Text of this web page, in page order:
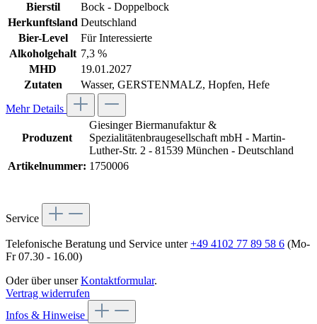
Bierstil
Bock - Doppelbock
Herkunftsland Deutschland
Bier-Level
Für Interessierte
Alkoholgehalt 7,3 %
MHD
19.01.2027
Zutaten
Wasser, GERSTENMALZ, Hopfen, Hefe
Mehr Details
Produzent
Giesinger Biermanufaktur &
Spezialitätenbraugesellschaft mbH - Martin-
Luther-Str. 2 - 81539 München - Deutschland
Artikelnummer: 1750006
Service
Telefonische Beratung und Service unter+49 4102 77 89 58 6 (Mo-
Fr 07.30 - 16.00)
Oder über unserKontaktformular.
Vertrag widerrufen
Infos & Hinweise